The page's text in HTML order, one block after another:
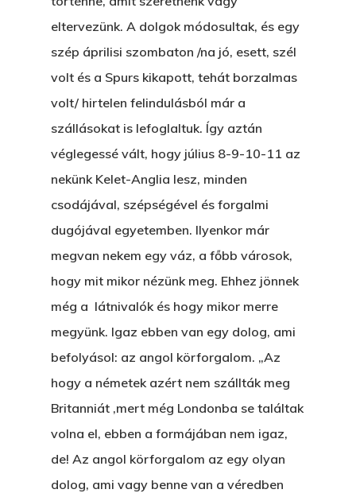
eltervezünk. A dolgok módosultak, és egy
szép áprilisi szombaton /na jó, esett, szél
volt és a Spurs kikapott, tehát borzalmas
volt/ hirtelen felindulásból már a
szállásokat is lefoglaltuk. Így aztán
véglegessé vált, hogy július 8-9-10-11 az
nekünk Kelet-Anglia lesz, minden
csodájával, szépségével és forgalmi
dugójával egyetemben. Ilyenkor már
megvan nekem egy váz, a főbb városok,
hogy mit mikor nézünk meg. Ehhez jönnek
még a látnivalók és hogy mikor merre
megyünk. Igaz ebben van egy dolog, ami
befolyásol: az angol körforgalom. „Az
hogy a németek azért nem szállták meg
Britanniát ,mert még Londonba se találtak
volna el, ebben a formájában nem igaz,
de! Az angol körforgalom az egy olyan
dolog, ami vagy benne van a véredben